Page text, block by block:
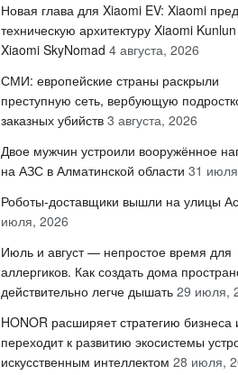
Новая глава для Xiaomi EV: Xiaomi
техническую архитектуру Xiaomi
Xiaomi SkyNomad 4 августа, 2026
СМИ: европейские страны раскрыли
преступную сеть, вербующую
заказных убийств 3 августа, 2026
Двое мужчин устроили вооружённое
на АЗС в Алматинской области 31
Роботы-доставщики вышли на улицы
июля, 2026
Июль и август — непростое время для
аллергиков. Как создать дома
действительно легче дышать 29 июля,
HONOR расширяет стратегию бизнеса
переходит к развитию экосистемы
искусственным интеллектом 28 июля,